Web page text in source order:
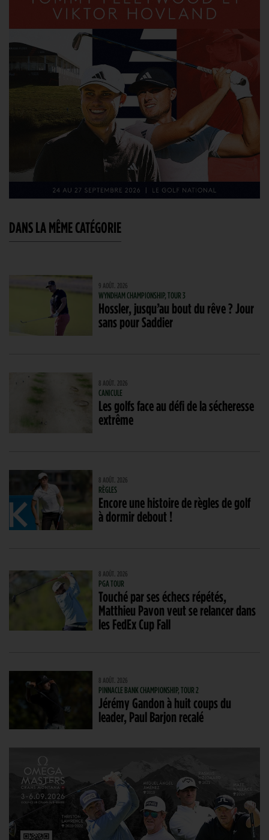
DANS LA MÊME CATÉGORIE
9 AOÛT. 2026
WYNDHAM CHAMPIONSHIP, TOUR 3
Hossler, jusqu’au bout du rêve ? Jour
sans pour Saddier
8 AOÛT. 2026
CANICULE
Les golfs face au défi de la sécheresse
extrême
8 AOÛT. 2026
RÈGLES
Encore une histoire de règles de golf
à dormir debout !
8 AOÛT. 2026
PGA TOUR
Touché par ses échecs répétés,
Matthieu Pavon veut se relancer dans
les FedEx Cup Fall
8 AOÛT. 2026
PINNACLE BANK CHAMPIONSHIP, TOUR 2
Jérémy Gandon à huit coups du
leader, Paul Barjon recalé